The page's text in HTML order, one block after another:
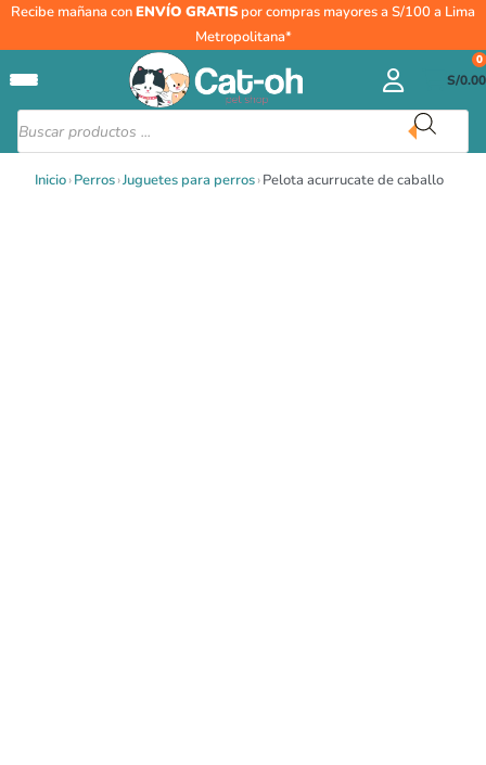
Recibe mañana conENVÍO GRATIS por compras mayores a S/100 a Lima
Metropolitana*
Búsqueda
de
productos
S/0.00
0
Inicio›Perros›Juguetes para perros›Pelota acurrucate de caballo